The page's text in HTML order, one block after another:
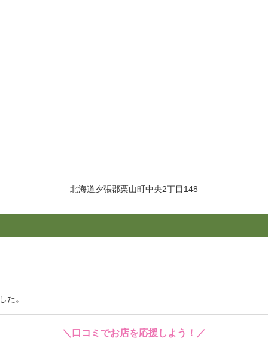
北海道夕張郡栗山町中央2丁目148
た。
＼口コミでお店を応援しよう！／